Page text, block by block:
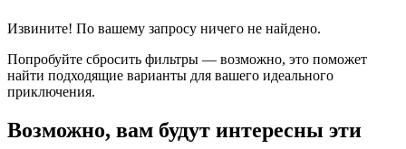
Извините! По вашему запросу ничего не найдено.
Попробуйте сбросить фильтры — возможно, это поможет
найти подходящие варианты для вашего идеального
приключения.
Возможно, вам будут интересны эти